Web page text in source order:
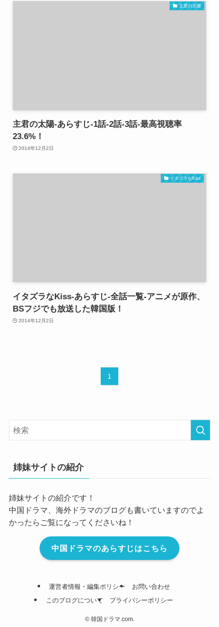
主君の太陽
主君の太陽-あらすじ-1話-2話-3話-最高視聴率
23.6%！
2014年12月2日
イタズラなKiss
イタズラなKiss-あらすじ-全話一覧-アニメが原作、
BSフジでも放送した韓国版！
2014年12月2日
1
姉妹サイトの紹介
姉妹サイトの紹介です！
中国ドラマ、海外ドラマのブログも書いていますのでよ
かったらご覧になってくださいね！
中国ドラマのあらすじはこちら
運営者情報・編集ポリシー
お問い合わせ
このブログについて
プライバシーポリシー
©韓国ドラマ.com.